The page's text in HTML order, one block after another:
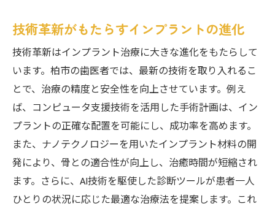
技術革新がもたらすインプラントの進化
技術革新はインプラント治療に大きな進化をもたらして
います。柏市の歯医者では、最新の技術を取り入れるこ
とで、治療の精度と安全性を向上させています。例え
ば、コンピュータ支援技術を活用した手術計画は、イン
プラントの正確な配置を可能にし、成功率を高めます。
また、ナノテクノロジーを用いたインプラント材料の開
発により、骨との適合性が向上し、治癒時間が短縮され
ます。さらに、AI技術を駆使した診断ツールが患者一人
ひとりの状況に応じた最適な治療法を提案します。これ